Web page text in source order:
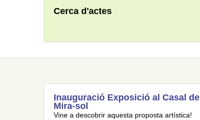
Cerca d'actes
Inauguració Exposició al Casal de
Mira-sol
Vine a descobrir aquesta proposta artística!